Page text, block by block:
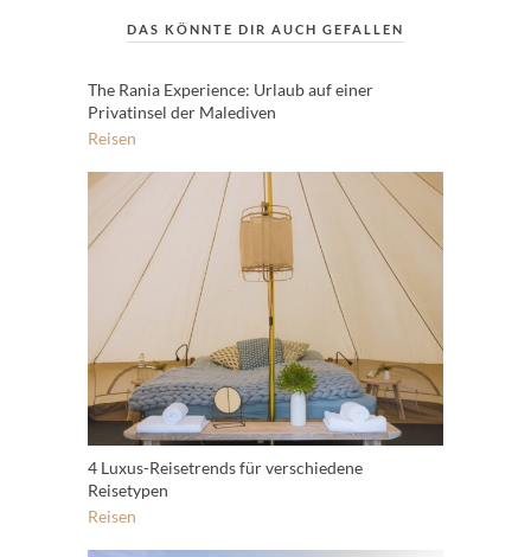
DAS KÖNNTE DIR AUCH GEFALLEN
The Rania Experience: Urlaub auf einer
Privatinsel der Malediven
Reisen
4 Luxus-Reisetrends für verschiedene
Reisetypen
Reisen